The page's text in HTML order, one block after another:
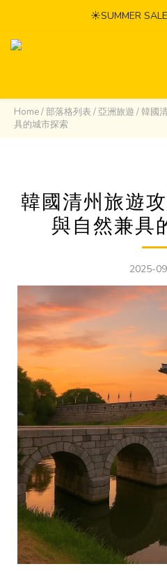
☀️SUMMER
Home/部落格列表 /亞洲旅遊 /韓國
具的城市探索
韓國清州旅遊
與自然兼具
2025-